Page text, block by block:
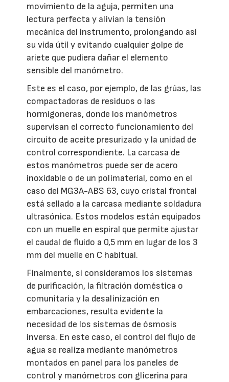
movimiento de la aguja, permiten una
lectura perfecta y alivian la tensión
mecánica del instrumento, prolongando así
su vida útil y evitando cualquier golpe de
ariete que pudiera dañar el elemento
sensible del manómetro.
Este es el caso, por ejemplo, de las grúas, las
compactadoras de residuos o las
hormigoneras, donde los manómetros
supervisan el correcto funcionamiento del
circuito de aceite presurizado y la unidad de
control correspondiente. La carcasa de
estos manómetros puede ser de acero
inoxidable o de un polimaterial, como en el
caso del MG3A-ABS 63, cuyo cristal frontal
está sellado a la carcasa mediante soldadura
ultrasónica. Estos modelos están equipados
con un muelle en espiral que permite ajustar
el caudal de fluido a 0,5 mm en lugar de los 3
mm del muelle en C habitual.
Finalmente, si consideramos los sistemas
de purificación, la filtración doméstica o
comunitaria y la desalinización en
embarcaciones, resulta evidente la
necesidad de los sistemas de ósmosis
inversa. En este caso, el control del flujo de
agua se realiza mediante manómetros
montados en panel para los paneles de
control y manómetros con glicerina para